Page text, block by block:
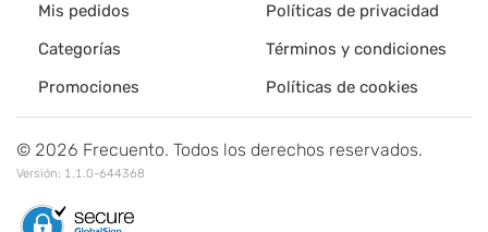
Mis pedidos
Categorías
Promociones
Políticas de privacidad
Términos y condiciones
Políticas de cookies
© 2026 Frecuento. Todos los derechos reservados.
Versión: 1.1.0-644368